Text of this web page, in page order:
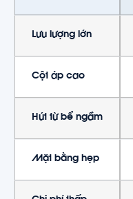
Lưu lượng lớn
Cột áp cao
Hút từ bể ngầm
Mặt bằng hẹp